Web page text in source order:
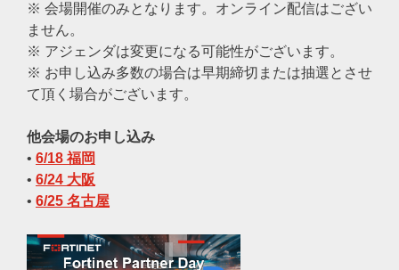
※ 会場開催のみとなります。オンライン配信はござい
ません。
※ アジェンダは変更になる可能性がございます。
※ お申し込み多数の場合は早期締切または抽選とさせ
て頂く場合がございます。
他会場のお申し込み
• 6/18 福岡
• 6/24 大阪
• 6/25 名古屋